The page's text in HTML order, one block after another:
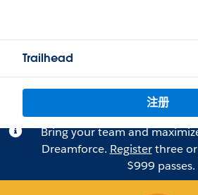
Trailhead
注册
Bring your team and
Dreamforce. Registerthree
$999 passes.